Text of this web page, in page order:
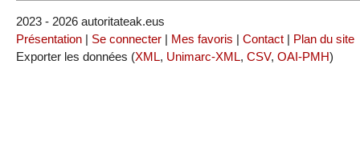
2023 - 2026 autoritateak.eus
Présentation | Se connecter | Mes favoris | Contact | Plan du site
Exporter les données (XML, Unimarc-XML, CSV, OAI-PMH)